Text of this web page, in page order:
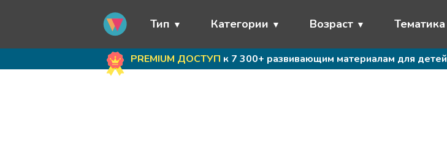
Тип Категории Возраст Тематика
PREMIUM ДОСТУП к 7 300+ развивающим материалам для детей